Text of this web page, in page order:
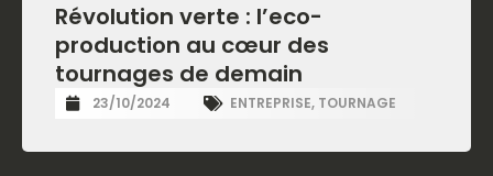
Révolution verte : l’eco-
production au cœur des
tournages de demain
23/10/2024 ENTREPRISE, TOURNAGE